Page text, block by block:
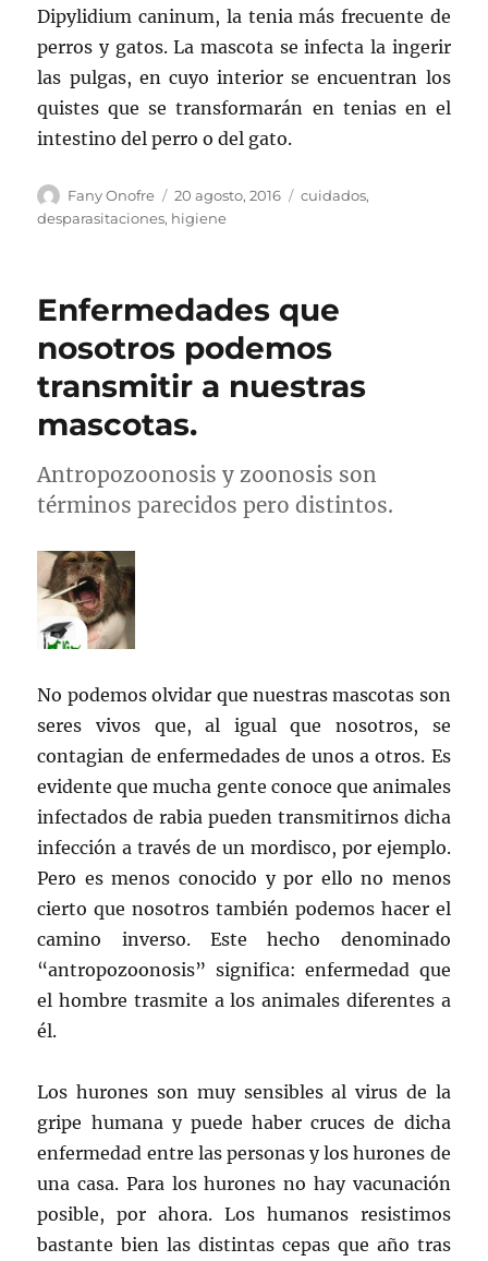
Dipylidium caninum, la tenia más frecuente de
perros y gatos. La mascota se infecta la ingerir
las pulgas, en cuyo interior se encuentran los
quistes que se transformarán en tenias en el
intestino del perro o del gato.
Autor
Fany Onofre
Publicado
el
20 agosto, 2016 Categorías
cuidados,
desparasitaciones, higiene
Enfermedades que
nosotros podemos
transmitir a nuestras
mascotas.
Antropozoonosis y zoonosis son
términos parecidos pero distintos.
No podemos olvidar que nuestras mascotas son
seres vivos que, al igual que nosotros, se
contagian de enfermedades de unos a otros. Es
evidente que mucha gente conoce que animales
infectados de rabia pueden transmitirnos dicha
infección a través de un mordisco, por ejemplo.
Pero es menos conocido y por ello no menos
cierto que nosotros también podemos hacer el
camino inverso. Este hecho denominado
“antropozoonosis” significa: enfermedad que
el hombre trasmite a los animales diferentes a
él.
Los hurones son muy sensibles al virus de la
gripe humana y puede haber cruces de dicha
enfermedad entre las personas y los hurones de
una casa. Para los hurones no hay vacunación
posible, por ahora. Los humanos resistimos
bastante bien las distintas cepas que año tras